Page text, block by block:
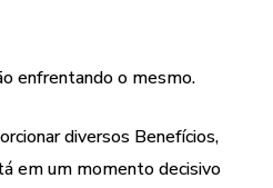
enfrentando o mesmo.
diversos Benefícios,
em um momento decisivo